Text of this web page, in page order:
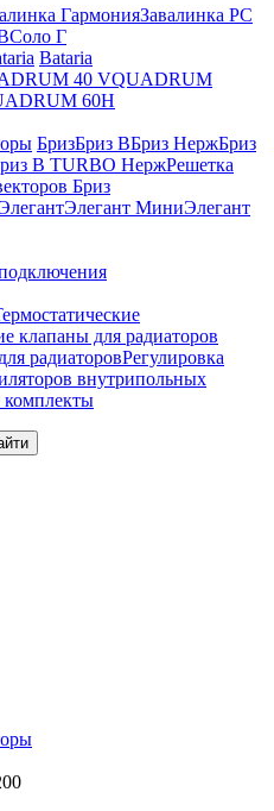
ГармонияЗавалинка РС
Соло Г
Bataria
40 VQUADRUM
60H
БризБриз ВБриз НержБриз
В TURBO НержРешетка
Бриз
Элегант МиниЭлегант
клапаны для радиаторов
радиаторовРегулировка
внутрипольных